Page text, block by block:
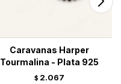
Caravanas Harper
Tourmalina - Plata 925
$ 2.067